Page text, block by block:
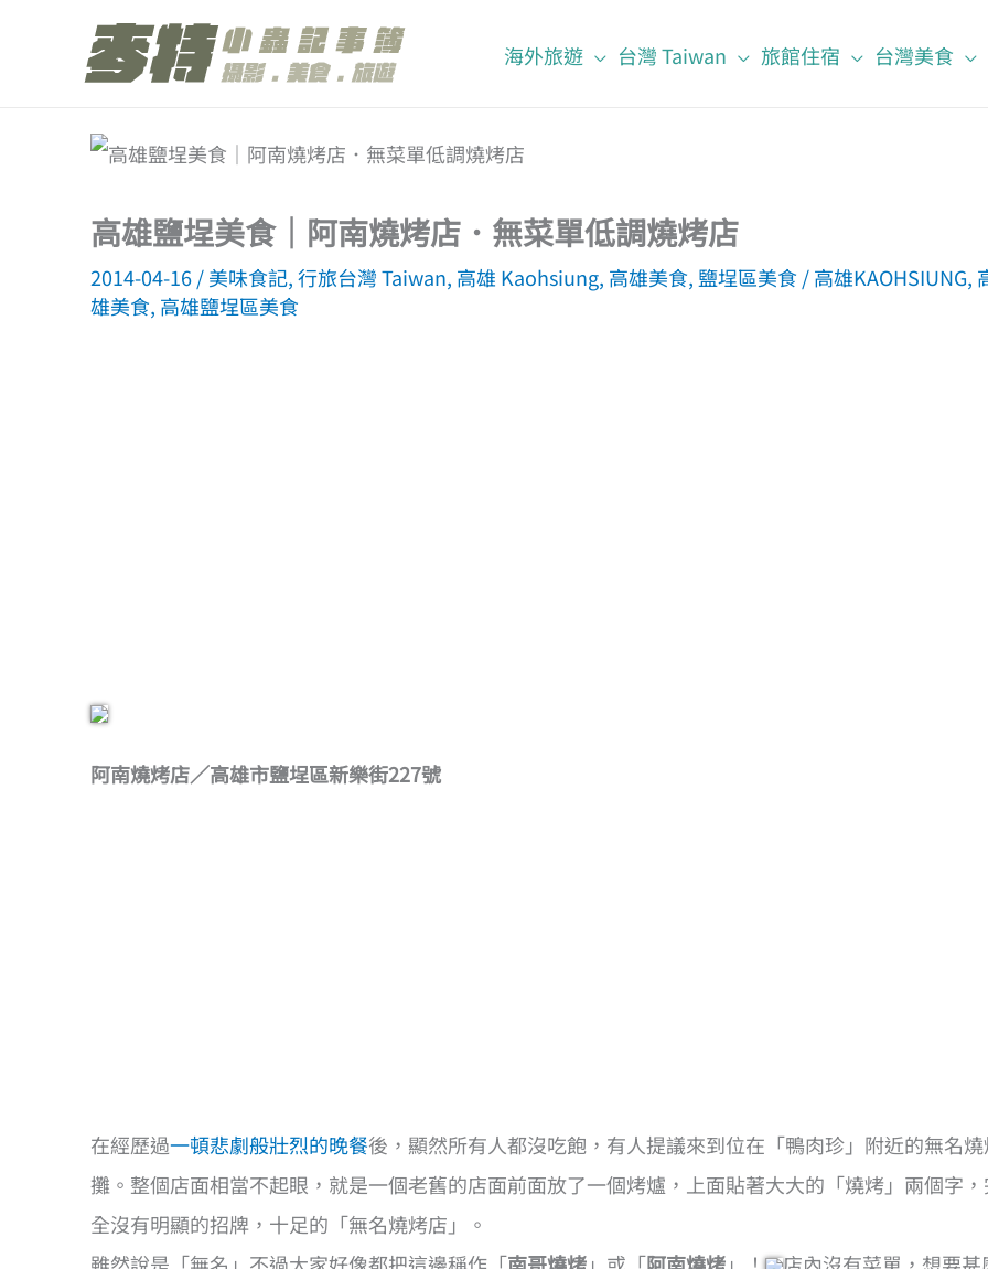
海外旅遊 台灣 Taiwan 旅館住宿 台灣美食
高雄鹽埕美食｜阿南燒烤店．無菜單低調燒烤店
2014-04-16/美味食記,行旅台灣 Taiwan, 高雄 Kaohsiung, 高雄美食, 鹽埕區美食 /高雄KAOHSIUNG,
雄美食, 高雄鹽埕區美食
阿南燒烤店／高雄市鹽埕區新樂街227號
在經歷過一頓悲劇般壯烈的晚餐後，顯然所有人都沒吃飽，有人提議來到位在「鴨肉珍」附近的無名
攤。整個店面相當不起眼，就是一個老舊的店面前面放了一個烤爐，上面貼著大大的「燒烤」兩個字
全沒有明顯的招牌，十足的「無名燒烤店」。